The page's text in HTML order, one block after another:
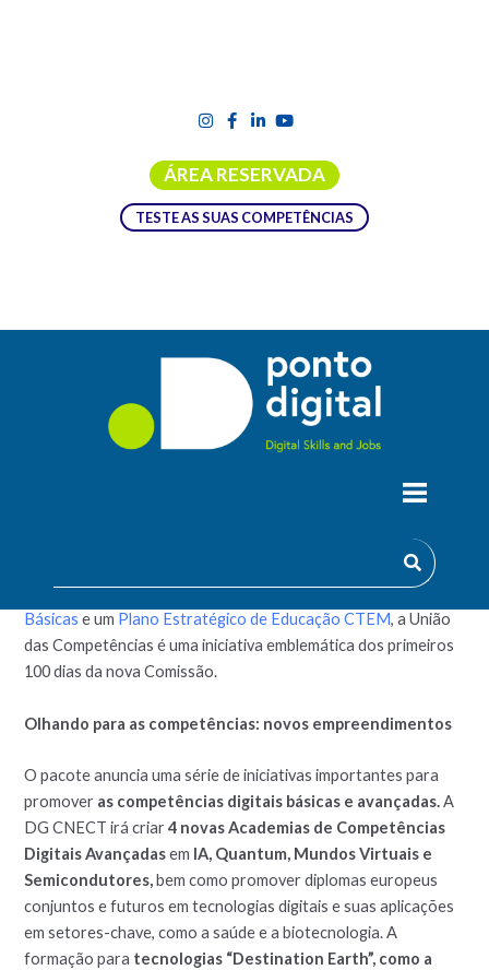
ÁREA RESERVADA
TESTE AS SUAS COMPETÊNCIAS
PACOTE DE COMPETÊNCIAS DA
COMISSÃO QUE PERMITE A
TRANSIÇÃO DIGITAL
no sentido de reforçar a competitividade da UE, reforçando
as competências e colocando as pessoas em primeiro lugar.
Juntamente com umPlano de Ação para as Competências
Básicas e um Plano Estratégico de Educação CTEM, a União
das Competências é uma iniciativa emblemática dos primeiros
100 dias da nova Comissão.
Olhando para as competências: novos empreendimentos
O pacote anuncia uma série de iniciativas importantes para
promover as competências digitais básicas e avançadas.A
DG CNECT irá criar4 novas Academias de Competências
Digitais Avançadasem IA, Quantum, Mundos Virtuais e
Semicondutores,bem como promover diplomas europeus
conjuntos e futuros em tecnologias digitais e suas aplicações
em setores-chave, como a saúde e a biotecnologia. A
formação para tecnologias “Destination Earth”, como a